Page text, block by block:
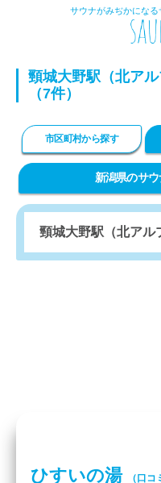
サウナがみぢかにな
頸城大野駅（北ア
（7件）
市区町村から探す
新潟県のサ
ひすいの湯 （口コ